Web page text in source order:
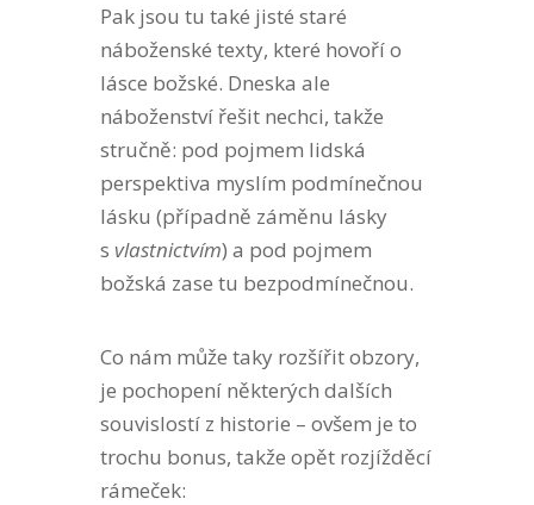
Pak jsou tu také jisté staré
náboženské texty, které hovoří o
lásce božské. Dneska ale
náboženství řešit nechci, takže
stručně: pod pojmem lidská
perspektiva myslím podmínečnou
lásku (případně záměnu lásky
s vlastnictvím) a pod pojmem
božská zase tu bezpodmínečnou.
Co nám může taky rozšířit obzory,
je pochopení některých dalších
souvislostí z historie – ovšem je to
trochu bonus, takže opět rozjížděcí
rámeček: